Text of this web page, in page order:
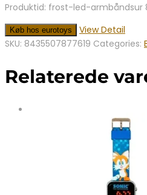
Produktid: frost-led-armbåndsur
Køb hos eurotoys
View Detail
SKU: 8435507877619 Categories:
Relaterede